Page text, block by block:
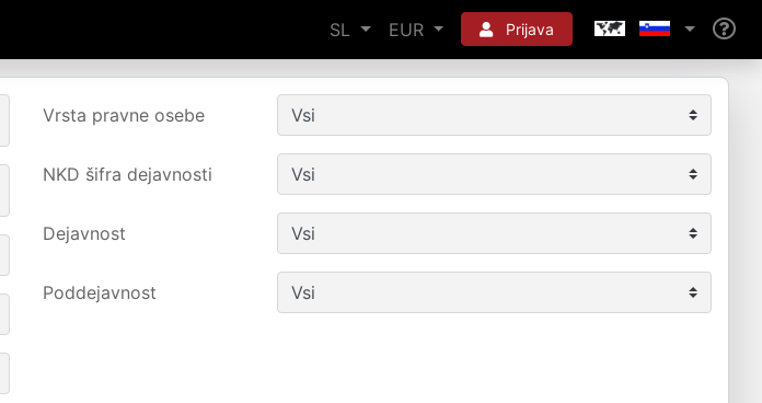
SL EUR Prijava
Vrsta pravne osebe
NKD šifra dejavnosti
Dejavnost
Poddejavnost